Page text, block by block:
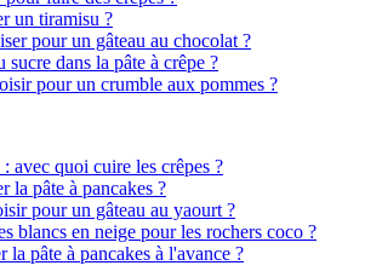
un tiramisu ?
pour un gâteau au chocolat ?
sucre dans la pâte à crêpe ?
pour un crumble aux pommes ?
avec quoi cuire les crêpes ?
la pâte à pancakes ?
pour un gâteau au yaourt ?
blancs en neige pour les rochers coco ?
la pâte à pancakes à l'avance ?